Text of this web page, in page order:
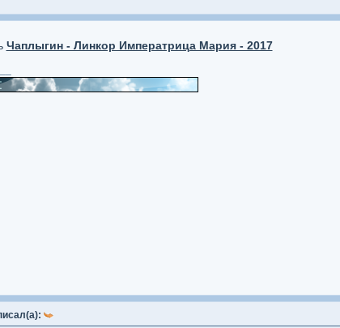
Чаплыгин - Линкор Императрица Мария - 2017